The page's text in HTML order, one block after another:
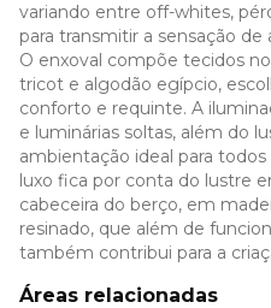
variando entre off-whites,
para transmitir a sensação
O enxoval compõe tecidos
tricot e algodão egípcio,
conforto e requinte. A
e luminárias soltas, além do
ambientação ideal para
luxo fica por conta do lustre
cabeceira do berço, em
resinado, que além de
também contribui para a
Áreas relacionadas